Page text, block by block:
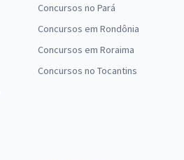
Concursos no Pará
Concursos em Rondônia
Concursos em Roraima
Concursos no Tocantins